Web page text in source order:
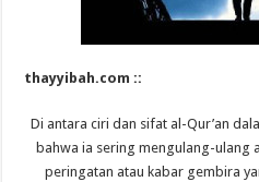
thayyibah.com ::
Di antara ciri dan sifat al-Qur’an
bahwa ia sering mengulang-ulang
peringatan atau kabar gembira